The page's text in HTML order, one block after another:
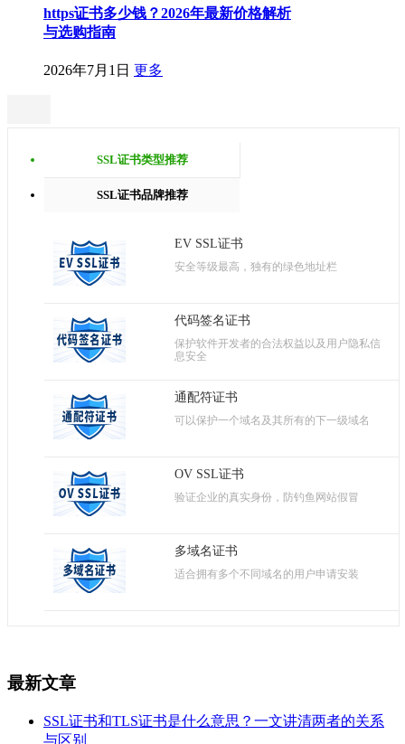
https证书多少钱？2026年最新价格解析
与选购指南
2026年7月1日 更多
SSL证书类型推荐
SSL证书品牌推荐
EV SSL证书
安全等级最高，独有的绿色地址栏
代码签名证书
保护软件开发者的合法权益以及用户隐私信
息安全
通配符证书
可以保护一个域名及其所有的下一级域名
OV SSL证书
验证企业的真实身份，防钓鱼网站假冒
多域名证书
适合拥有多个不同域名的用户申请安装
最新文章
SSL证书和TLS证书是什么意思？一文讲清两者的关系
与区别